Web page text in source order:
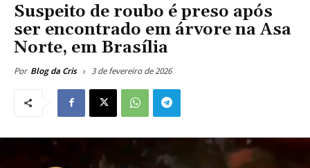
Suspeito de roubo é preso após
ser encontrado em árvore na Asa
Norte, em Brasília
Por Blog da Cris 3 de fevereiro de 2026